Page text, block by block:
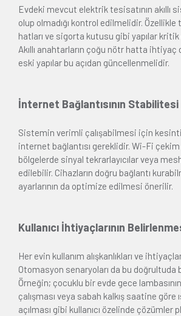
Evdeki mevcut elektrik tesisatının akıllı
olup olmadığı kontrol edilmelidir.
hatları ve sigorta kutusu gibi yapılar
Akıllı anahtarların çoğu nötr hatta ihtiyaç
eski yapılar bu açıdan güncellenmelidir.
İnternet Bağlantısının Stabilitesi
Sistemin verimli çalışabilmesi için
internet bağlantısı gereklidir. Wi-Fi çekim
bölgelerde sinyal tekrarlayıcılar veya
edilebilir. Cihazların doğru bağlantı
ayarlarının da optimize edilmesi önerilir.
Kullanıcı İhtiyaçlarının
Her evin kullanım alışkanlıkları ve
Otomasyon senaryoları da bu doğrultuda
Örneğin; çocuklu bir evde gece
çalışması veya sabah kalkış saatine göre
açılması gibi kullanıcı özelinde çözümler